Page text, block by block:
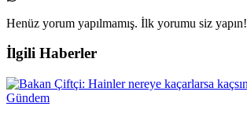
Henüz yorum yapılmamış. İlk yorumu siz yapın!
İlgili Haberler
Gündem